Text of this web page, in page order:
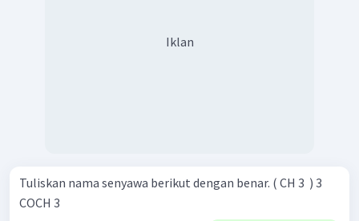
Iklan
Tuliskan nama senyawa berikut dengan benar. ( CH 3 ​ ) 3 ​
COCH 3 ​